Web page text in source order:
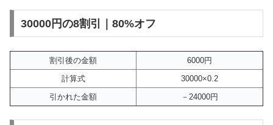
30000円の8割引｜80%オフ
割引後の金額
6000円
計算式
30000×0.2
引かれた金額
－24000円